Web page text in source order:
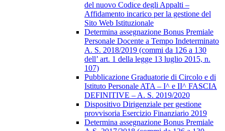
del nuovo Codice degli Appalti –
Affidamento incarico per la gestione del
Sito Web Istituzionale
Determina assegnazione Bonus Premiale
Personale Docente a Tempo Indeterminato
A. S. 2018/2019 (commi da 126 a 130
dell’ art. 1 della legge 13 luglio 2015, n.
107)
Pubblicazione Graduatorie di Circolo e di
Istituto Personale ATA – I^ e II^ FASCIA
DEFINITIVE – A. S. 2019/2020
Dispositivo Dirigenziale per gestione
provvisoria Esercizio Finanziario 2019
Determina assegnazione Bonus Premiale